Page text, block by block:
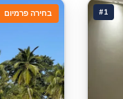
#1 בחירה פרמיום